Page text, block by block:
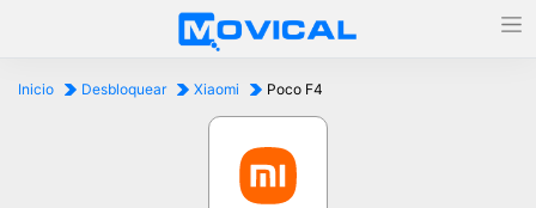
Inicio Desbloquear Xiaomi Poco F4